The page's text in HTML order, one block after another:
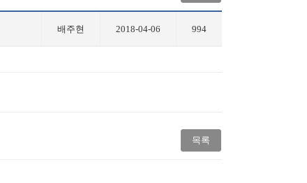
배주현 2018-04-06 994
목록